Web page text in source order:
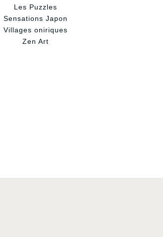
Les Puzzles
Sensations Japon
Villages oniriques
Zen Art